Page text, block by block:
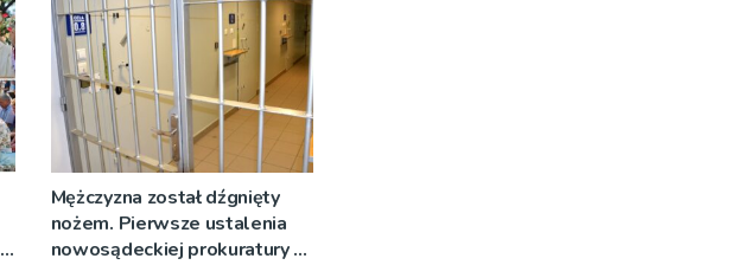
Mężczyzna został dźgnięty
nożem. Pierwsze ustalenia
nowosądeckiej prokuratury w